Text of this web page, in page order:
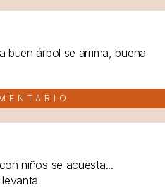
buen árbol se arrima, buena
niños se acuesta...